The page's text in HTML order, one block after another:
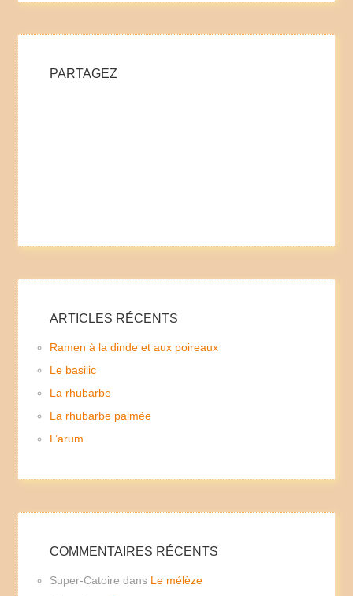
PARTAGEZ
ARTICLES RÉCENTS
Ramen à la dinde et aux poireaux
Le basilic
La rhubarbe
La rhubarbe palmée
L’arum
COMMENTAIRES RÉCENTS
Super-Catoire dans Le mélèze